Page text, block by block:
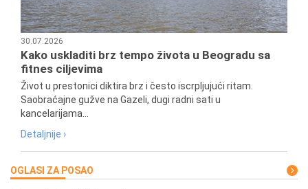
30.07.2026
Kako uskladiti brz tempo života u Beogradu sa
fitnes ciljevima
Život u prestonici diktira brz i često iscrpljujući ritam.
Saobraćajne gužve na Gazeli, dugi radni sati u
kancelarijama...
Detaljnije ›
OGLASI ZA POSAO